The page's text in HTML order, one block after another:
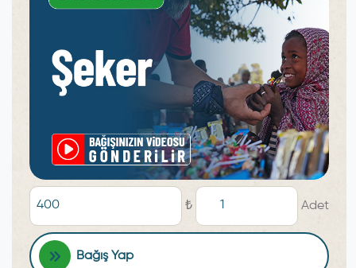
₺ Adet
Bağış Yap